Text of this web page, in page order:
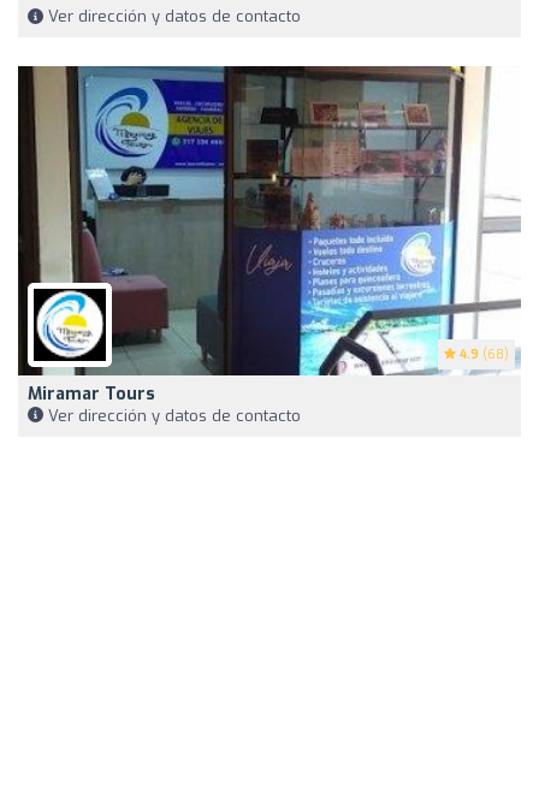
Ver dirección y datos de contacto
4.9 (68)
Miramar Tours
Ver dirección y datos de contacto